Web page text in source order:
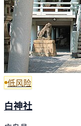
低风险
白神社